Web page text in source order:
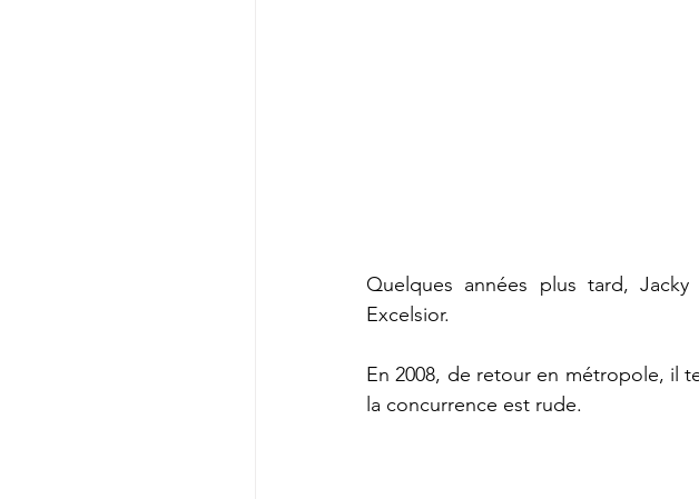
Quelques années plus tard,
Excelsior.
En 2008, de retour en métropole, il
la concurrence est rude.